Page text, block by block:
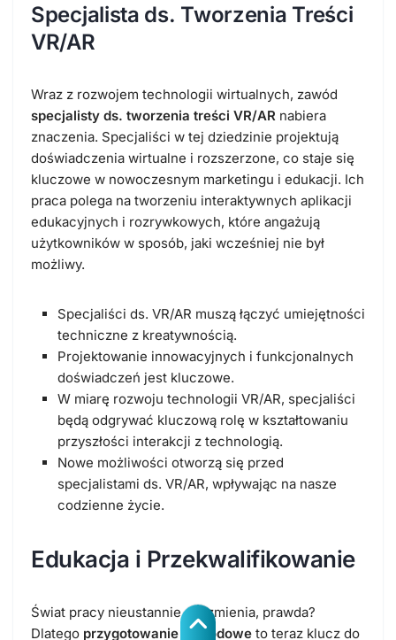
Specjalista ds. Tworzenia Treści
VR/AR
Wraz z rozwojem technologii wirtualnych, zawód
specjalisty ds. tworzenia treści VR/AR nabiera
znaczenia. Specjaliści w tej dziedzinie projektują
doświadczenia wirtualne i rozszerzone, co staje się
kluczowe w nowoczesnym marketingu i edukacji. Ich
praca polega na tworzeniu interaktywnych aplikacji
edukacyjnych i rozrywkowych, które angażują
użytkowników w sposób, jaki wcześniej nie był
możliwy.
Specjaliści ds. VR/AR muszą łączyć umiejętności
techniczne z kreatywnością.
Projektowanie innowacyjnych i funkcjonalnych
doświadczeń jest kluczowe.
W miarę rozwoju technologii VR/AR, specjaliści
będą odgrywać kluczową rolę w kształtowaniu
przyszłości interakcji z technologią.
Nowe możliwości otworzą się przed
specjalistami ds. VR/AR, wpływając na nasze
codzienne życie.
Edukacja i Przekwalifikowanie
Świat pracy nieustannie się zmienia, prawda?
Dlatego przygotowanie zawodowe to teraz klucz do